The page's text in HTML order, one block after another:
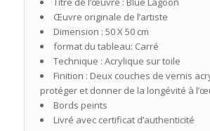
Œuvre originale de l’artiste
Dimension : 50 X 50 cm
format du tableau: Carré
Technique : Acrylique sur toile
Finition : Deux couches de vernis
protéger et donner de la longévité à
Bords peints
Livré avec certificat d’authenticité